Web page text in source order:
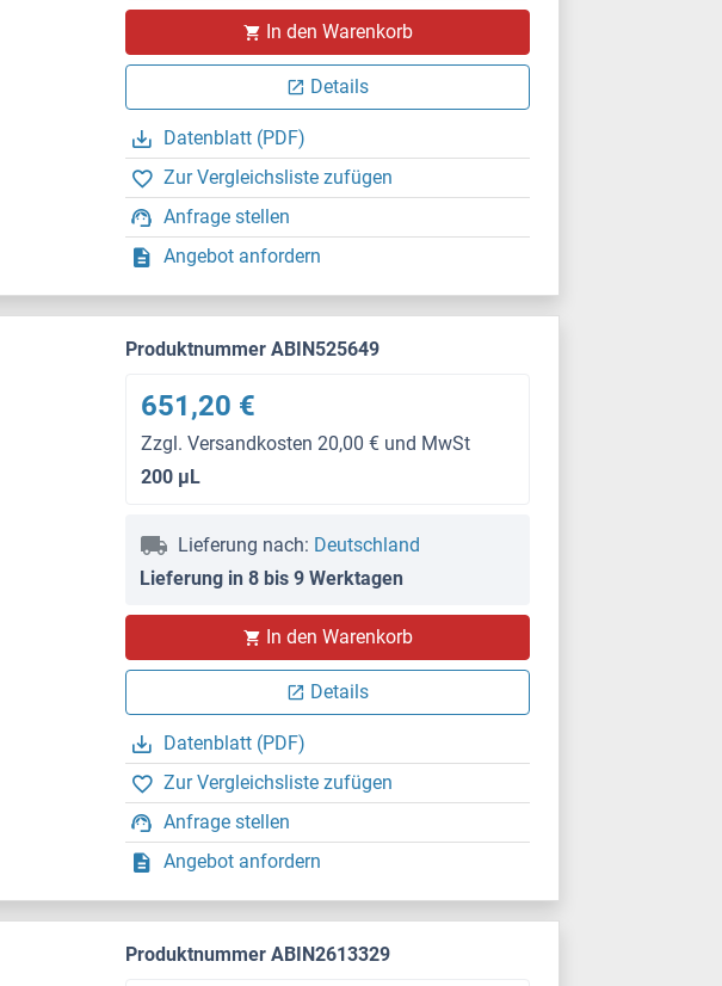
In den Warenkorb
Details
Datenblatt (PDF)
Zur Vergleichsliste zufügen
Anfrage stellen
Angebot anfordern
Produktnummer ABIN525649
651,20 €
Zzgl. Versandkosten 20,00 € und MwSt
200 μL
Lieferung nach: Deutschland
Lieferung in 8 bis 9 Werktagen
In den Warenkorb
Details
Datenblatt (PDF)
Zur Vergleichsliste zufügen
Anfrage stellen
Angebot anfordern
Produktnummer ABIN2613329